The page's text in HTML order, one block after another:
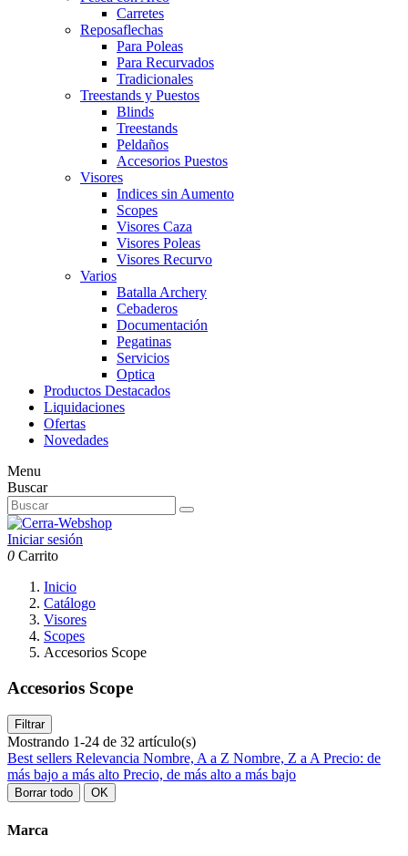
Carretes
Reposaflechas
Para Poleas
Para Recurvados
Tradicionales
Treestands y Puestos
Blinds
Treestands
Peldaños
Accesorios Puestos
Visores
Indices sin Aumento
Scopes
Visores Caza
Visores Poleas
Visores Recurvo
Varios
Batalla Archery
Cebaderos
Documentación
Pegatinas
Servicios
Optica
Productos Destacados
Liquidaciones
Ofertas
Novedades
Menu
Buscar
Iniciar sesión
0 Carrito
Inicio
Catálogo
Visores
Scopes
Accesorios Scope
Accesorios Scope
Filtrar
Mostrando 1-24 de 32 artículo(s)
Best sellers Relevancia Nombre, A a Z Nombre, Z a APrecio: de
más bajo a más alto Precio, de más alto a más bajo
Borrar todo OK
Marca